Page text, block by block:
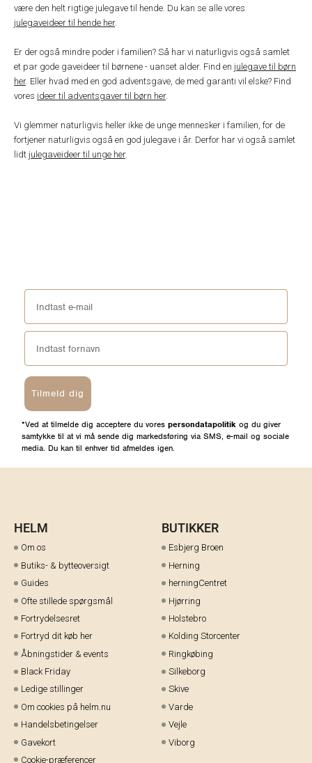
være den helt rigtige julegave til hende. Du kan se alle vores
julegaveideer til hende her.
Er der også mindre poder i familien? Så har vi naturligvis også samlet
et par gode gaveideer til børnene - uanset alder. Find en julegave til børn
her. Eller hvad med en god adventsgave, de med garanti vil elske? Find
vores ideer til adventsgaver til børn her.
Vi glemmer naturligvis heller ikke de unge mennesker i familien, for de
fortjener naturligvis også en god julegave i år. Derfor har vi også samlet
lidt julegaveideer til unge her.
Tilmeld dig
*Ved at tilmelde dig acceptere du vores persondatapolitik og du giver
samtykke til at vi må sende dig markedsføring via SMS, e-mail og sociale
media. Du kan til enhver tid afmeldes igen.
HELM
Om os
Butiks- & bytteoversigt
Guides
Ofte stillede spørgsmål
Fortrydelsesret
Fortryd dit køb her
Åbningstider & events
Black Friday
Ledige stillinger
Om cookies på helm.nu
Handelsbetingelser
Gavekort
Cookie-præferencer
BUTIKKER
Esbjerg Broen
Herning
herningCentret
Hjørring
Holstebro
Kolding Storcenter
Ringkøbing
Silkeborg
Skive
Varde
Vejle
Viborg